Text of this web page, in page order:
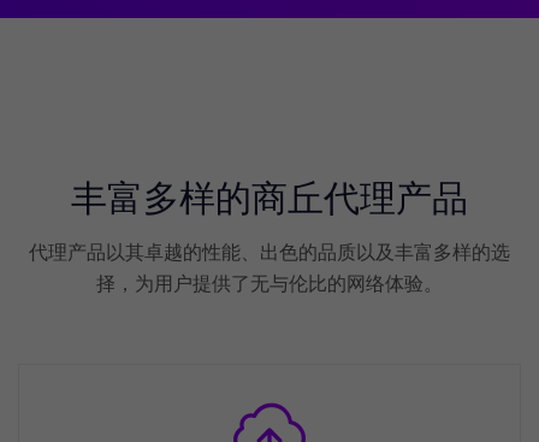
丰富多样的商丘代理产品
代理产品以其卓越的性能、出色的品质以及丰富多样的选
择，为用户提供了无与伦比的网络体验。